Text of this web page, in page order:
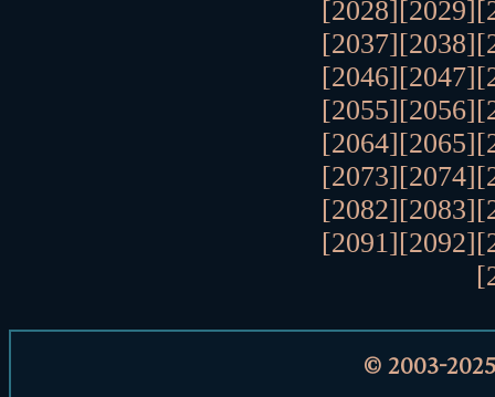
[2028][2029]
[2037][2038]
[2046][2047]
[2055][2056]
[2064][2065]
[2073][2074]
[2082][2083]
[2091][2092]
© 2003-